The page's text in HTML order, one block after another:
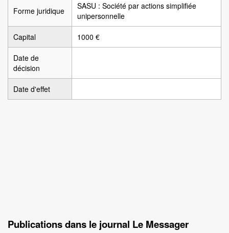
Forme juridique
SASU : Société par actions simplifiée
unipersonnelle
Capital 1000 €
Date de
décision
Date d'effet
Publications dans le journal Le Messager